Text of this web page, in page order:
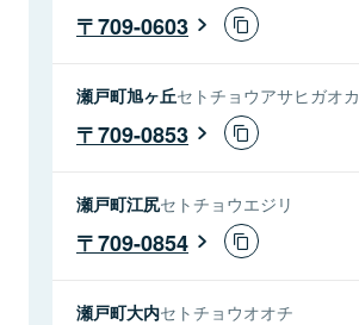
709-0603
瀬戸町旭ヶ丘セトチョウアサヒガオカ
709-0853
瀬戸町江尻セトチョウエジリ
709-0854
瀬戸町大内セトチョウオオチ